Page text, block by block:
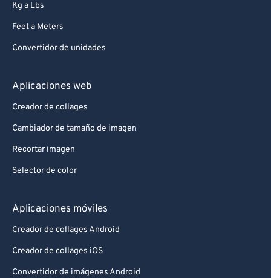
Kg a Lbs
Feet a Meters
Convertidor de unidades
Aplicaciones web
Creador de collages
Cambiador de tamaño de imagen
Recortar imagen
Selector de color
Aplicaciones móviles
Creador de collages Android
Creador de collages iOS
Convertidor de imágenes Android